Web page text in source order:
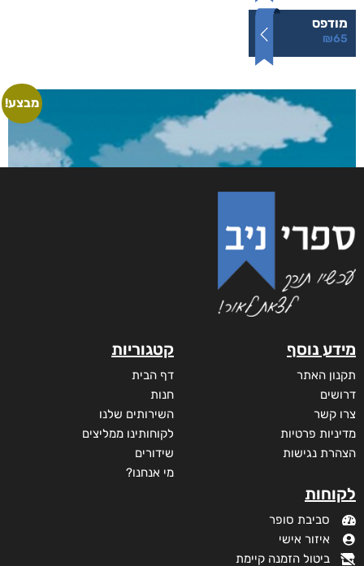
מודפס
₪65
מבצע!
מידע נוסף
תקנון האתר
דרושים
צרו קשר
מדיניות פרטיות
הצהרת נגישות
לקוחות
סביבת סופר
איזור אישי
ביטול הזמנה קיימת
קטגוריות
דף הבית
חנות
השירותים שלנו
לקוחותינו ממליצים
שידורים
מי אנחנו?